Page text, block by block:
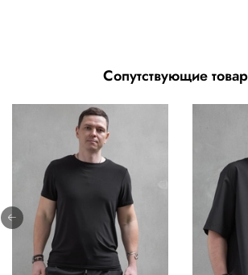
Сопутствующие